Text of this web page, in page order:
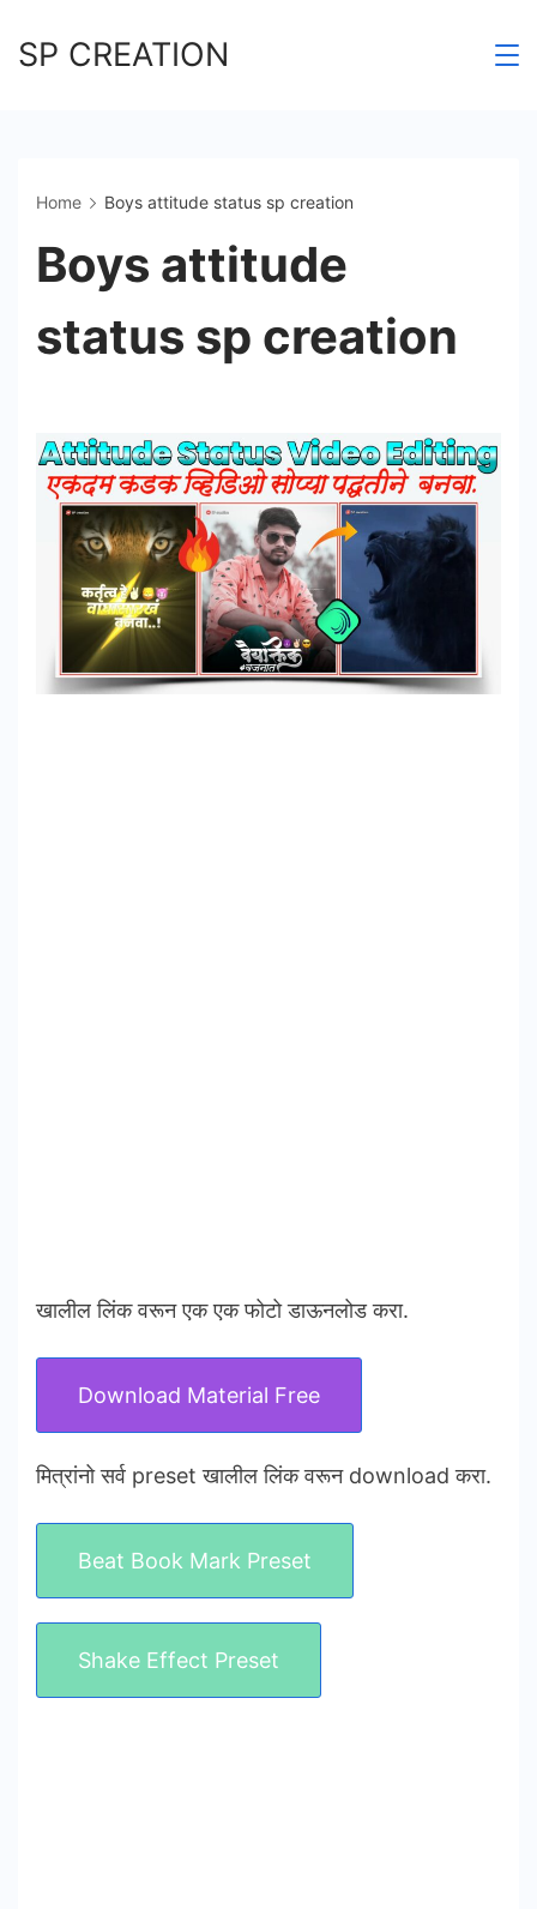
toSP CREATION
Home Boys attitude status sp creation
Boys attitude
status sp creation
खालील लिंक वरून एक एक फोटो डाऊनलोड करा.
Download Material Free
मित्रांनो सर्व preset खालील लिंक वरून download करा.
Beat Book Mark Preset
Shake Effect Preset